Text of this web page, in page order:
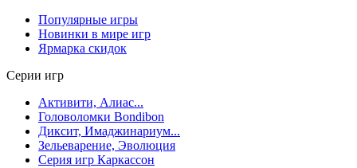
Популярные игры
Новинки в мире игр
Ярмарка скидок
Серии игр
Активити, Алиас...
Головоломки Bondibon
Диксит, Имаджинариум...
Зельеварение, Эволюция
Серия игр Каркассон